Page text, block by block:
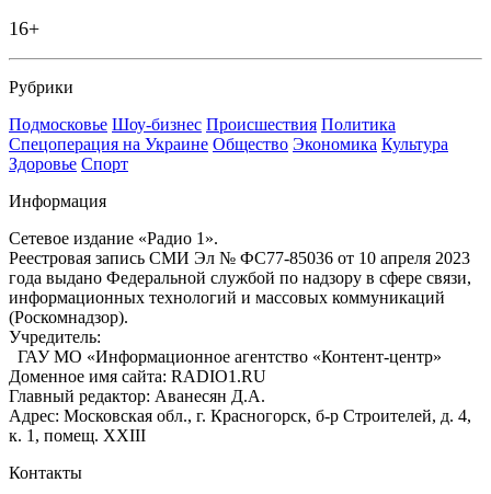
16+
Рубрики
Подмосковье Шоу-бизнес Происшествия Политика
Спецоперация на Украине Общество Экономика Культура
Здоровье Спорт
Информация
Сетевое издание «Радио 1».
Реестровая запись СМИ Эл № ФС77-85036 от 10 апреля 2023
года выдано Федеральной службой по надзору в сфере связи,
информационных технологий и массовых коммуникаций
(Роскомнадзор).
Учредитель:
ГАУ МО «Информационное агентство «Контент-центр»
Доменное имя сайта: RADIO1.RU
Главный редактор: Аванесян Д.А.
Адрес: Московская обл., г. Красногорск, б-р Строителей, д. 4,
к. 1, помещ. XXIII
Контакты